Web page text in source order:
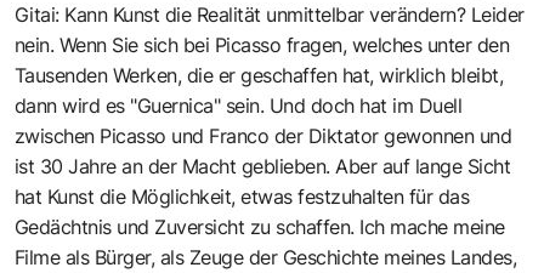
Gitai: Kann Kunst die Realität unmittelbar verändern? Leider
nein. Wenn Sie sich bei Picasso fragen, welches unter den
Tausenden Werken, die er geschaffen hat, wirklich bleibt,
dann wird es "Guernica" sein. Und doch hat im Duell
zwischen Picasso und Franco der Diktator gewonnen und
ist 30 Jahre an der Macht geblieben. Aber auf lange Sicht
hat Kunst die Möglichkeit, etwas festzuhalten für das
Gedächtnis und Zuversicht zu schaffen. Ich mache meine
Filme als Bürger, als Zeuge der Geschichte meines Landes,